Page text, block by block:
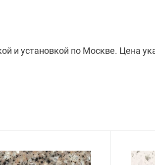
и установкой по Москве. Цена